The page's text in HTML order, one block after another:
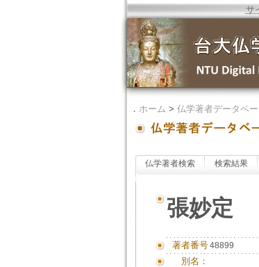
サ
． ホーム > 仏学著者データベー
仏学著者検索 検索結果
張妙定
著者番号48899
別名：